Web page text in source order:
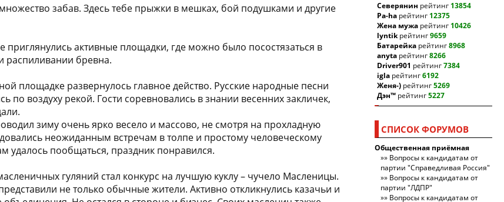
забав. Здесь тебе прыжки в мешках, бой подушками и другие
активные площадки, где можно было посостязаться в
распиливании бревна.
площадке развернулось главное действо. Русские народные песни
по воздуху рекой. Гости соревновались в знании весенних закличек,
зиму очень ярко весело и массово, не смотря на прохладную
неожиданным встречам в толпе и простому человеческому
удалось пообщаться, праздник понравился.
гуляний стал конкурс на лучшую куклу – чучело Масленицы.
не только обычные жители. Активно откликнулись казачьи и
Северянин рейтинг 13854
Pa-ha рейтинг 12375
Жена мужа рейтинг 10426
lyntikрейтинг9659
Батарейка рейтинг8968
anyta рейтинг8266
Driver901 рейтинг7384
igla рейтинг6192
Женя-) рейтинг5269
Дэн™ рейтинг5227
СПИСОК ФОРУМОВ
Общественная приёмная
Вопросы к кандидатам от
партии "Справедливая Россия"
Вопросы к кандидатам от
партии "ЛДПР"
Вопросы к кандидатам от